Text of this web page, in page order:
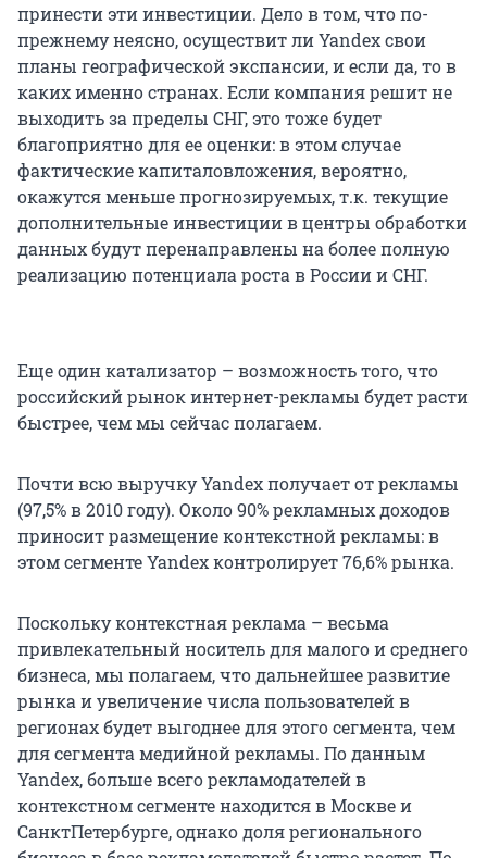
принести эти инвестиции. Дело в том, что по-
прежнему неясно, осуществит ли Yandex свои
планы географической экспансии, и если да, то в
каких именно странах. Если компания решит не
выходить за пределы СНГ, это тоже будет
благоприятно для ее оценки: в этом случае
фактические капиталовложения, вероятно,
окажутся меньше прогнозируемых, т.к. текущие
дополнительные инвестиции в центры обработки
данных будут перенаправлены на более полную
реализацию потенциала роста в России и СНГ.
Еще один катализатор – возможность того, что
российский рынок интернет-рекламы будет расти
быстрее, чем мы сейчас полагаем.
Почти всю выручку Yandex получает от рекламы
(97,5% в 2010 году). Около 90% рекламных доходов
приносит размещение контекстной рекламы: в
этом сегменте Yandex контролирует 76,6% рынка.
Поскольку контекстная реклама – весьма
привлекательный носитель для малого и среднего
бизнеса, мы полагаем, что дальнейшее развитие
рынка и увеличение числа пользователей в
регионах будет выгоднее для этого сегмента, чем
для сегмента медийной рекламы. По данным
Yandex, больше всего рекламодателей в
контекстном сегменте находится в Москве и
СанктПетербурге, однако доля регионального